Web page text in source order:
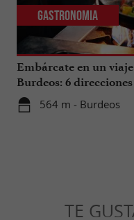
Embárcate en un
Burdeos: 6
internacional"
564 m - Burdeos
Gastronomia
TE